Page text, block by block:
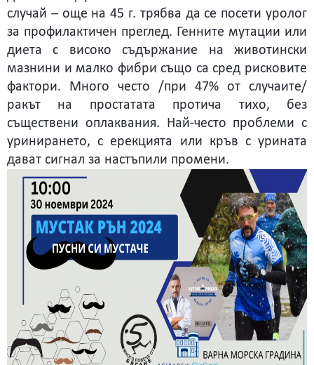
случай – още на 45 г. трябва да се посети уролог
за профилактичен преглед. Генните мутации или
диета с високо съдържание на животински
мазнини и малко фибри също са сред рисковите
фактори. Много често /при 47% от случаите/
ракът на простатата протича тихо, без
съществени оплаквания. Най-често проблеми с
уринирането, с ерекцията или кръв с урината
дават сигнал за настъпили промени.